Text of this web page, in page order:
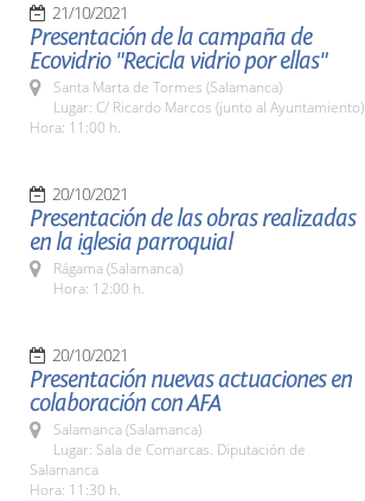
21/10/2021
Presentación de la campaña de
Ecovidrio "Recicla vidrio por ellas"
Santa Marta de Tormes (Salamanca)
Lugar: C/ Ricardo Marcos (junto al Ayuntamiento)
Hora: 11:00 h.
20/10/2021
Presentación de las obras realizadas
en la iglesia parroquial
Rágama (Salamanca)
Hora: 12:00 h.
20/10/2021
Presentación nuevas actuaciones en
colaboración con AFA
Salamanca (Salamanca)
Lugar: Sala de Comarcas. Diputación de
Salamanca
Hora: 11:30 h.